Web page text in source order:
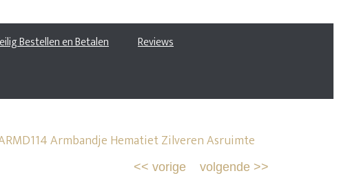
Bestellen en Betalen Reviews
Armbandje Hematiet Zilveren Asruimte
volgende >>
<< vorige